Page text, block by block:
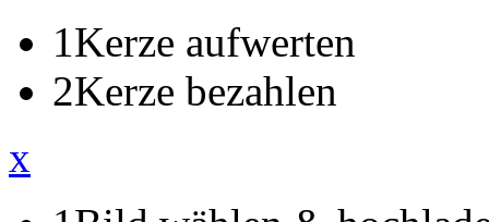
1Kerze aufwerten
2Kerze bezahlen
x